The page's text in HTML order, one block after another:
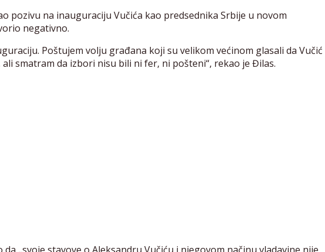
pozivu na inauguraciju Vučića kao predsednika Srbije u novom
negativno.
Poštujem volju građana koji su velikom većinom glasali da Vučić
smatram da izbori nisu bili ni fer, ni pošteni“, rekao je Đilas.